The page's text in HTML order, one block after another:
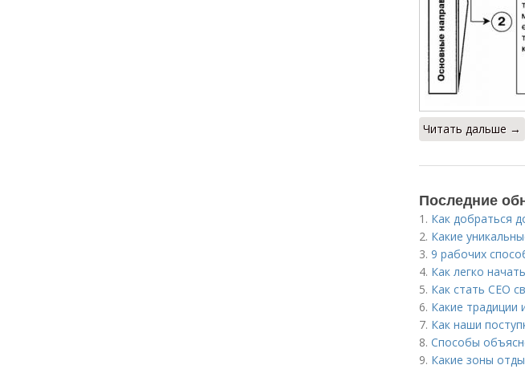
Читать дальше →
Последние
1. Как добраться
2. Какие
3. 9 рабочих
4. Как легко
5. Как стать CEO
6. Какие традиции
7. Как наши
8. Способы
9. Какие зоны